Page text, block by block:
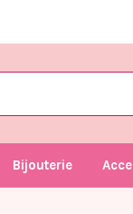
Bijouterie